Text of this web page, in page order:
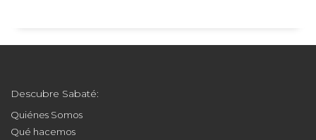
Descubre Sabaté:
Quiénes Somos
Qué hacemos